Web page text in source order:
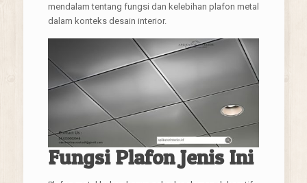
mendalam tentang fungsi dan kelebihan plafon metal
dalam konteks desain interior.
Fungsi Plafon Jenis Ini